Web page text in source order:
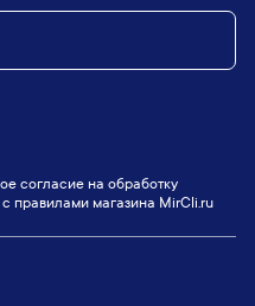
согласие на обработку
правилами магазина MirCli.ru